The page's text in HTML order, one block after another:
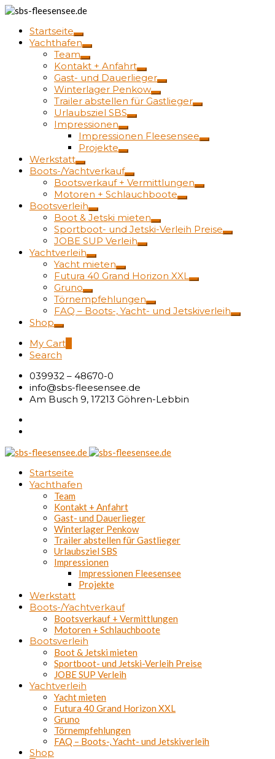
Startseite
Yachthafen
Team
Kontakt + Anfahrt
Gast- und Dauerlieger
Winterlager Penkow
Trailer abstellen für Gastlieger
Urlaubsziel SBS
Impressionen
Impressionen Fleesensee
Projekte
Werkstatt
Boots-/Yachtverkauf
Bootsverkauf + Vermittlungen
Motoren + Schlauchboote
Bootsverleih
Boot & Jetski mieten
Sportboot- und Jetski-Verleih Preise
JOBE SUP Verleih
Yachtverleih
Yacht mieten
Futura 40 Grand Horizon XXL
Gruno
Törnempfehlungen
FAQ – Boots-, Yacht- und Jetskiverleih
Shop
My Cart
Search
039932 – 48670-0
info@sbs-fleesensee.de
Am Busch 9, 17213 Göhren-Lebbin
Startseite
Yachthafen
Team
Kontakt + Anfahrt
Gast- und Dauerlieger
Winterlager Penkow
Trailer abstellen für Gastlieger
Urlaubsziel SBS
Impressionen
Impressionen Fleesensee
Projekte
Werkstatt
Boots-/Yachtverkauf
Bootsverkauf + Vermittlungen
Motoren + Schlauchboote
Bootsverleih
Boot & Jetski mieten
Sportboot- und Jetski-Verleih Preise
JOBE SUP Verleih
Yachtverleih
Yacht mieten
Futura 40 Grand Horizon XXL
Gruno
Törnempfehlungen
FAQ – Boots-, Yacht- und Jetskiverleih
Shop